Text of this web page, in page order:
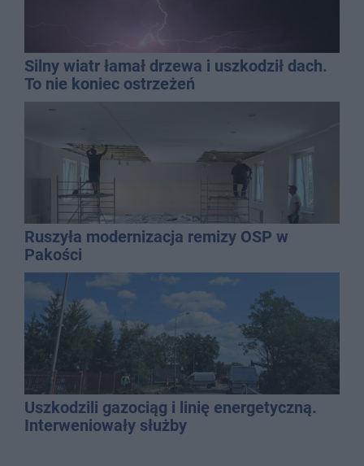
Silny wiatr łamał drzewa i uszkodził dach.
To nie koniec ostrzeżeń
Ruszyła modernizacja remizy OSP w
Pakości
Uszkodzili gazociąg i linię energetyczną.
Interweniowały służby